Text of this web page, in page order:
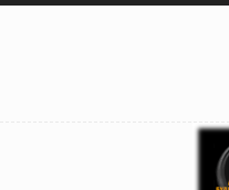
Перейти к основному